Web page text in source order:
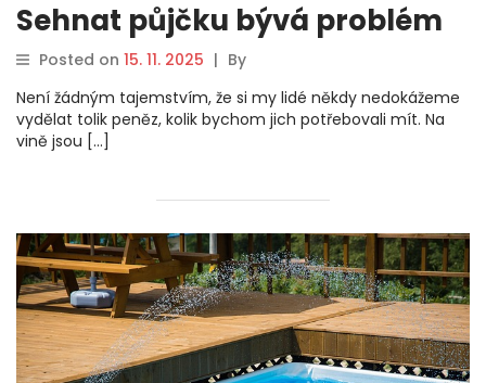
Sehnat půjčku bývá problém
Posted on 15. 11. 2025 | By
Není žádným tajemstvím, že si my lidé někdy nedokážeme
vydělat tolik peněz, kolik bychom jich potřebovali mít. Na
vině jsou […]